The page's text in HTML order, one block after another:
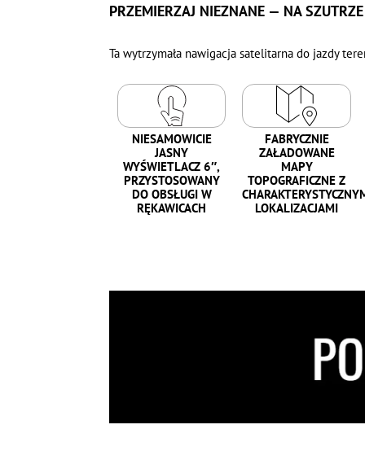
PRZEMIERZAJ NIEZNANE — NA
Ta wytrzymała nawigacja satelitarna do jazdy
NIESAMOWICIE
JASNY
WYŚWIETLACZ 6″,
PRZYSTOSOWANY
DO OBSŁUGI W
RĘKAWICACH
FABRYCZNIE
ZAŁADOWANE
MAPY
TOPOGRAFICZNE Z
LOKALIZACJAMI